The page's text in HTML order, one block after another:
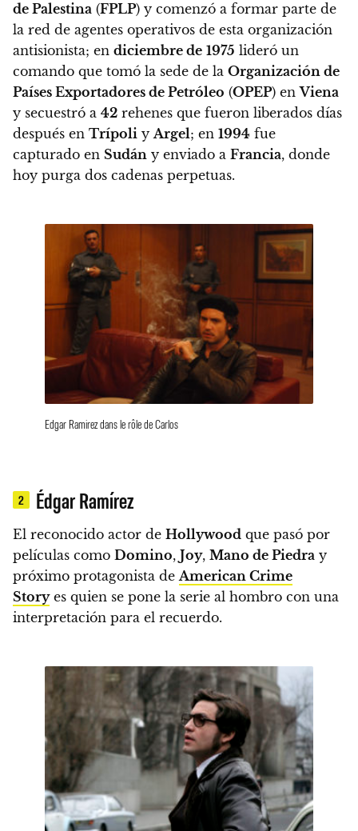
de Palestina (FPLP) y comenzó a formar parte de
la red de agentes operativos de esta organización
antisionista; en diciembre de 1975 lideró un
comando que tomó la sede de la Organización de
Países Exportadores de Petróleo (OPEP) enViena
y secuestró a 42 rehenes que fueron liberados días
después en Trípoli yArgel; en 1994 fue
capturado en Sudán y enviado a Francia, donde
hoy purga dos cadenas perpetuas.
Edgar Ramirez dans le rôle de Carlos
2 Édgar Ramírez
El reconocido actor de Hollywood que pasó por
películas como Domino, Joy, Mano de Piedra y
próximo protagonista deAmerican Crime
Storyes quien se pone la serie al hombro con una
interpretación para el recuerdo.